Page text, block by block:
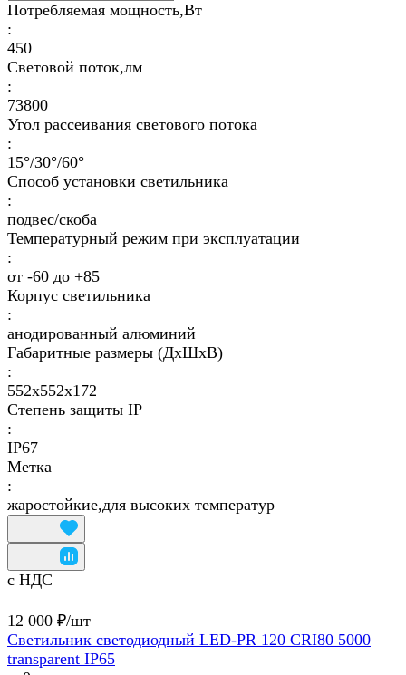
Потребляемая мощность,Вт
:
450
Световой поток,лм
:
73800
Угол рассеивания светового потока
:
15°/30°/60°
Способ установки светильника
:
подвес/скоба
Температурный режим при эксплуатации
:
от -60 до +85
Корпус светильника
:
анодированный алюминий
Габаритные размеры (ДхШхВ)
:
552x552x172
Степень защиты IP
:
IP67
Метка
:
жаростойкие,для высоких температур
с НДС
12 000 ₽/шт
Светильник светодиодный LED-PR 120 CRI80 5000
transparent IP65